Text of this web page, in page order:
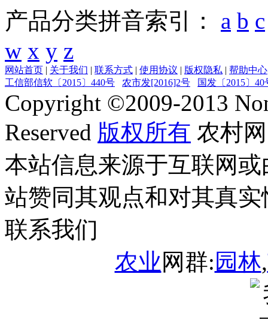
产品分类拼音索引： a b c
w x y z
网站首页 | 关于我们 | 联系方式 | 使用协议 | 版权隐私 | 帮助中心
工信部信软〔2015〕440号
农市发[2016]2号 国发〔2015〕40
Copyright ©2009-2013
Reserved 版权所有 农村网
本站信息来源于互联网
站赞同其观点和对其真
联系我们
农业网群: 园林,